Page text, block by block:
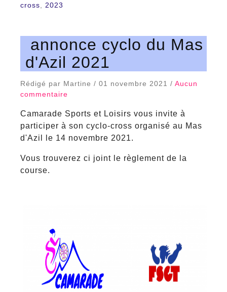
cross 2023
annonce cyclo du Mas
d'Azil 2021
Rédigé par Martine / 01 novembre 2021 / Aucun
commentaire
Camarade Sports et Loisirs vous invite à
participer à son cyclo-cross organisé au Mas
d'Azil le 14 novembre 2021.
Vous trouverez ci joint le règlement de la
course.